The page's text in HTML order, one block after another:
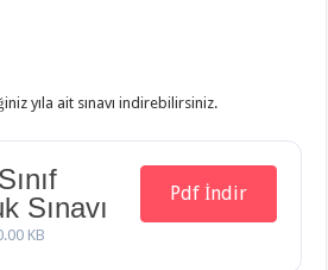
yıla ait sınavı indirebilirsiniz.
Sınavı
KB
Pdf İndir